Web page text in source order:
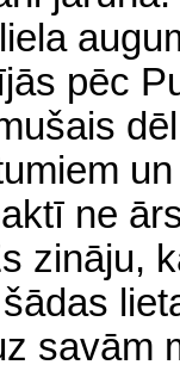
pēc
ne
zināju,
savām